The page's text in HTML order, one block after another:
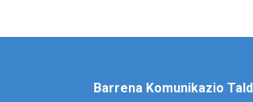
Barrena Komunikazio